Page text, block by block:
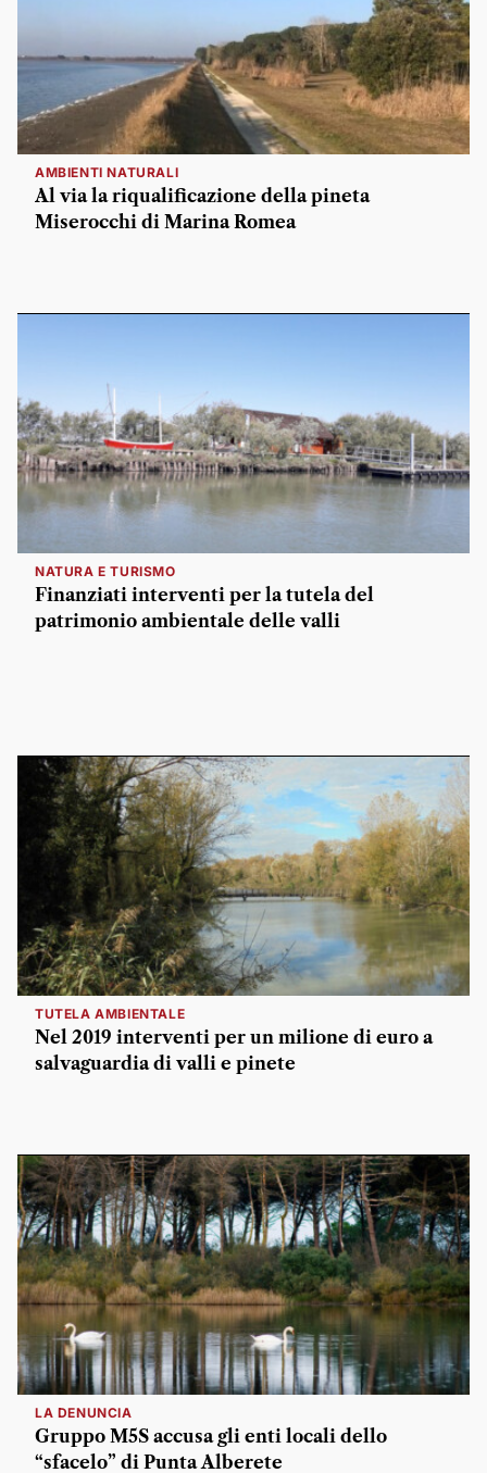
AMBIENTI NATURALI
Al via la riqualificazione della pineta
Miserocchi di Marina Romea
NATURA E TURISMO
Finanziati interventi per la tutela del
patrimonio ambientale delle valli
TUTELA AMBIENTALE
Nel 2019 interventi per un milione di euro a
salvaguardia di valli e pinete
LA DENUNCIA
Gruppo M5S accusa gli enti locali dello
“sfacelo” di Punta Alberete